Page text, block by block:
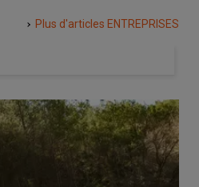
Plus d'articles ENTREPRISES